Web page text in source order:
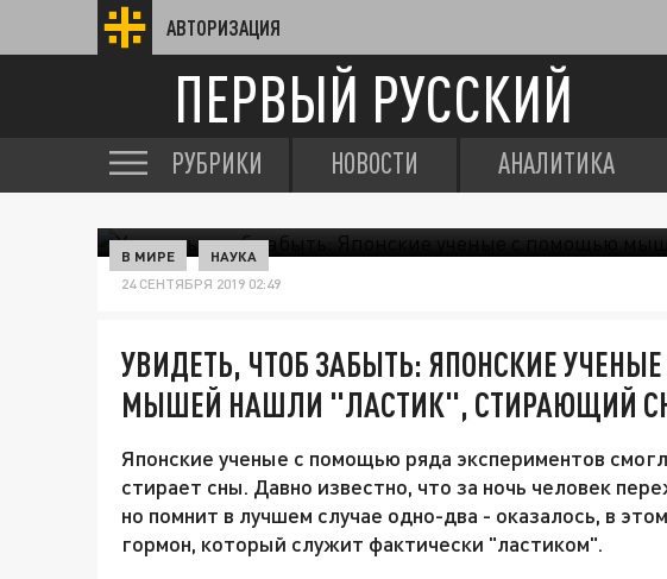
АВТОРИЗАЦИЯ
ПЕРВЫЙ РУССКИЙ
РУБРИКИ НОВОСТИ АНАЛИТИКА
В МИРЕ НАУКА
24 СЕНТЯБРЯ 2019 02:49
УВИДЕТЬ, ЧТОБ ЗАБЫТЬ: ЯПОНСКИЕ
МЫШЕЙ НАШЛИ "ЛАСТИК", СТИРАЮЩИЙ
Японские ученые с помощью ряда экспериментов
стирает сны. Давно известно, что за ночь человек
но помнит в лучшем случае одно-два - оказалось, в
гормон, который служит фактически "ластиком".